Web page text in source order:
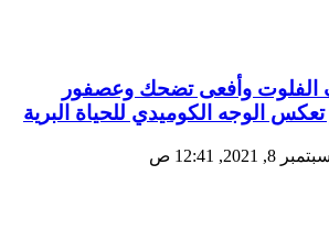
وأفعى تضحك وعصفور
الوجه الكوميدي للحياة البرية
سبتمبر 8, 2021, 12:41 ص